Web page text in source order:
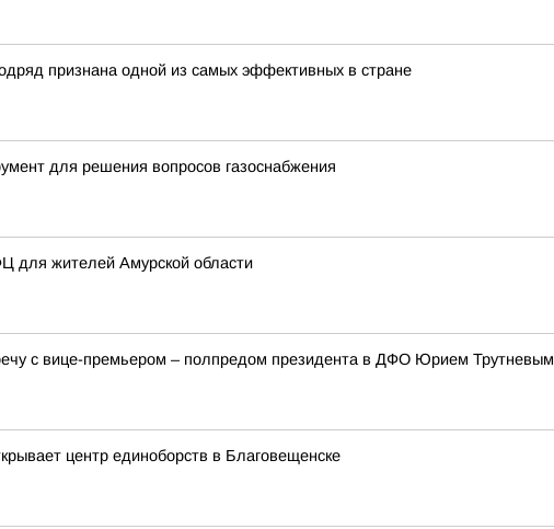
признана одной из самых эффективных в стране
для решения вопросов газоснабжения
для жителей Амурской области
с вице-премьером – полпредом президента в ДФО Юрием Трутневым
центр единоборств в Благовещенске